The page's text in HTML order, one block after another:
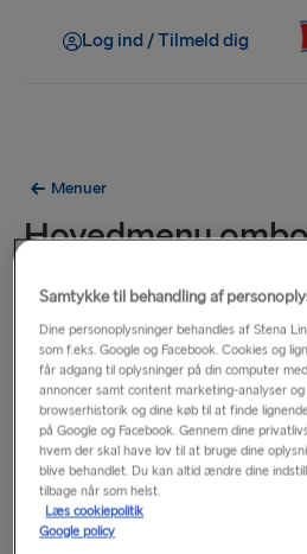
Log ind / Tilmeld dig
Menuer
Hovedmenu
Udvalget på denne menu er
på ruten Kiel–Göteborg.
Samtykke til behandling af
Dine personoplysninger behandles af Stena
som f.eks. Google og Facebook. Cookies og
får adgang til oplysninger på din computer
annoncer samt content marketing-analyser
browserhistorik og dine køb til at finde
på Google og Facebook. Gennem dine
hvem der skal have lov til at bruge dine
blive behandlet. Du kan altid ændre dine
tilbage når som helst.
Læs cookiepolitik
Google policy